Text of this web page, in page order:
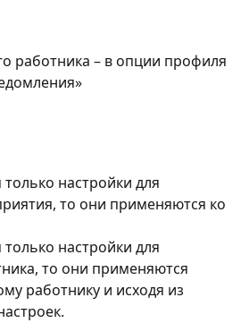
работника – в опции профиля
настройки для
то они применяются ко
настройки для
то они применяются
работнику и исходя из